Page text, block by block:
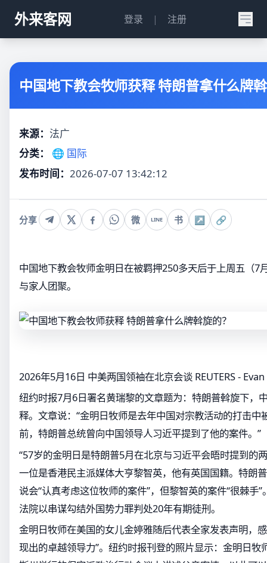
外来客网 登录 | 注册
中国地下教会牧师获释 特朗普拿什么牌
来源： 法广
分类：
🌐 国际
发布时间： 2026-07-07 13:42:12
分享 微 LINE 书 ↗ 🔗
中国地下教会牧师金明日在被羁押250多天后于上周五（7
与家人团聚。
2026年5月16日 中美两国领袖在北京会谈 REUTERS -
纽约时报7月6日署名黄瑞黎的文章题为：特朗普斡旋下，
释。文章说：“金明日牧师是去年中国对宗教活动的打击中
前，特朗普总统曾向中国领导人习近平提到了他的案件。”
“57岁的金明日是特朗普5月在北京与习近平会晤时提到的
一位是香港民主派媒体大亨黎智英，他有英国国籍。特朗
说会“认真考虑这位牧师的案件”，但黎智英的案件“很棘手
法院以串谋勾结外国势力罪判处20年有期徒刑。
金明日牧师在美国的女儿金婷雅随后代表全家发表声明，
现出的卓越领导力”。纽约时报刊登的照片显示：金明日牧